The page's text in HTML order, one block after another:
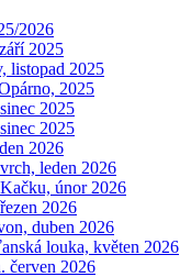
2026
2025
listopad 2025
2025
2025
2025
2026
leden 2026
únor 2026
2026
duben 2026
louka, květen 2026
červen 2026